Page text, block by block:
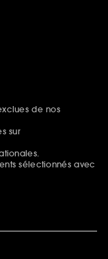
de nos
sur
sélectionnés avec